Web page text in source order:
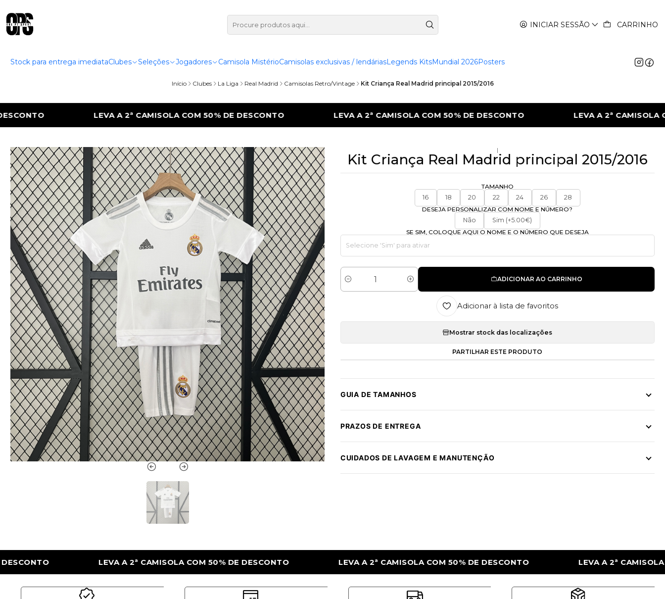
INICIAR SESSÃO CARRINHO
Stock para entrega imediataClubes Seleções Jogadores Camisola MistérioCamisolas exclusivas / lendáriasLegends KitsMundial 2026Posters
Início Clubes La Liga Real Madrid Camisolas Retro/Vintage Kit Criança Real Madrid principal 2015/2016
COM 50% DE DESCONTO LEVA A 2ª CAMISOLA COM 50% DE DESCONTO LEVA A 2ª CAMISOLA COM 50% DE DESCONTO
|
Kit Criança Real Madrid principal 2015/2016
TAMANHO
16
18 20 22 24 26
28
DESEJA PERSONALIZAR COM NOME E NÚMERO?
Não
Sim (+5.00€)
SE SIM, COLOQUE AQUI O NOME E O NÚMERO QUE DESEJA
Quantidade
ADICIONAR AO CARRINHO
Adicionar à lista de favoritos
Mostrar stock das localizações
PARTILHAR ESTE PRODUTO
GUIA DE TAMANHOS
PRAZOS DE ENTREGA
CUIDADOS DE LAVAGEM E MANUTENÇÃO
COM 50% DE DESCONTO LEVA A 2ª CAMISOLA COM 50% DE DESCONTO LEVA A 2ª CAMISOLA COM 50% DE DESCONTO